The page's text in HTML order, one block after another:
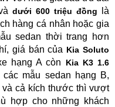
dưới 600 triệu đồng là
hàng cá nhân hoặc gia
sedan thời trang hơn
giá bán của Kia Soluto
hạng A còn
Kia K3 1.6
mẫu sedan hạng B,
và cả kích thước thì vượt
hợp cho những khách